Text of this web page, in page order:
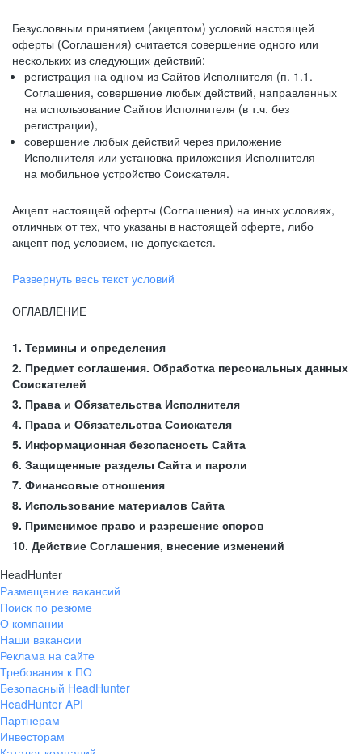
Безусловным принятием (акцептом) условий настоящей
оферты (Соглашения) считается совершение одного или
нескольких из следующих действий:
регистрация на одном из Сайтов Исполнителя (п. 1.1.
Соглашения, совершение любых действий, направленных
на использование Сайтов Исполнителя (в т.ч. без
регистрации),
совершение любых действий через приложение
Исполнителя или установка приложения Исполнителя
на мобильное устройство Соискателя.
Акцепт настоящей оферты (Соглашения) на иных условиях,
отличных от тех, что указаны в настоящей оферте, либо
акцепт под условием, не допускается.
Развернуть весь текст условий
ОГЛАВЛЕНИЕ
1. Термины и определения
2. Предмет соглашения. Обработка персональных данных
Соискателей
3. Права и Обязательства Исполнителя
4. Права и Обязательства Соискателя
5. Информационная безопасность Сайта
6. Защищенные разделы Сайта и пароли
7. Финансовые отношения
8. Использование материалов Сайта
9. Применимое право и разрешение споров
10. Действие Соглашения, внесение изменений
HeadHunter
Размещение вакансий
Поиск по резюме
О компании
Наши вакансии
Реклама на сайте
Требования к ПО
Безопасный HeadHunter
HeadHunter API
Партнерам
Инвесторам